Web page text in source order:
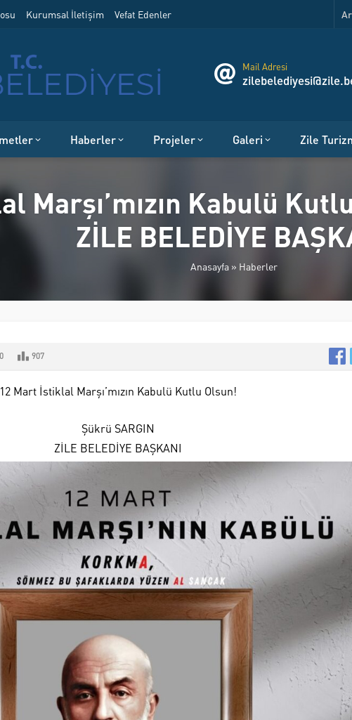
Kurumsal İletişim Vefat Edenler
Mail Adresi
Haberler Projeler Galeri Zile
Marşı’mızın Kabulü
ZİLE BELEDİYE
Anasayfa » Haberler
0 907
12 Mart İstiklal Marşı’mızın Kabulü Kutlu Olsun!
Şükrü SARGIN
ZİLE BELEDİYE BAŞKANI